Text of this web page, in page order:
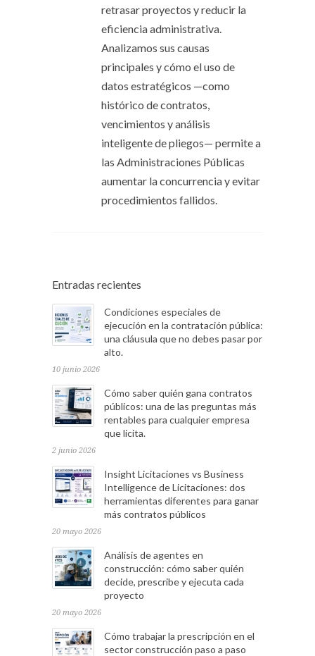
retrasar proyectos y reducir la
eficiencia administrativa.
Analizamos sus causas
principales y cómo el uso de
datos estratégicos —como
histórico de contratos,
vencimientos y análisis
inteligente de pliegos— permite a
las Administraciones Públicas
aumentar la concurrencia y evitar
procedimientos fallidos.
Entradas recientes
Condiciones especiales de
ejecución en la contratación pública:
una cláusula que no debes pasar por
alto.
10 junio 2026
Cómo saber quién gana contratos
públicos: una de las preguntas más
rentables para cualquier empresa
que licita.
2 junio 2026
Insight Licitaciones vs Business
Intelligence de Licitaciones: dos
herramientas diferentes para ganar
más contratos públicos
20 mayo 2026
Análisis de agentes en
construcción: cómo saber quién
decide, prescribe y ejecuta cada
proyecto
20 mayo 2026
Cómo trabajar la prescripción en el
sector construcción paso a paso